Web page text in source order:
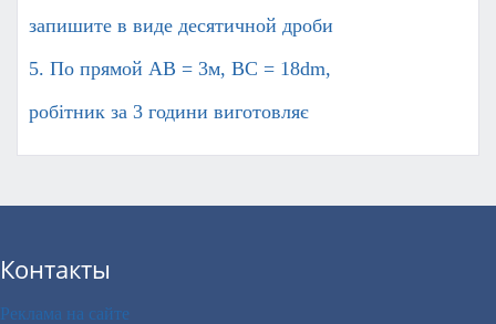
запишите в виде десятичной дроби
5. По прямой AB = 3м, BC = 18dm,
робітник за 3 години виготовляє
Контакты
Реклама на сайте